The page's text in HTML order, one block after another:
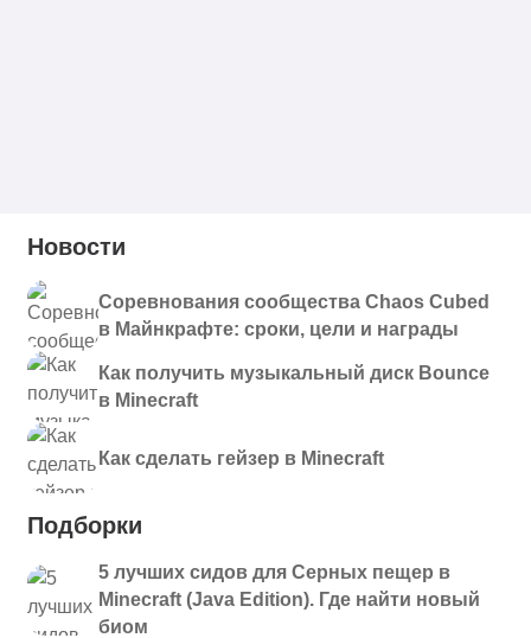
Новости
Соревнования сообщества Chaos Cubed
в Майнкрафте: сроки, цели и награды
Как получить музыкальный диск Bounce
в Minecraft
Как сделать гейзер в Minecraft
Подборки
5 лучших сидов для Серных пещер в
Minecraft (Java Edition). Где найти новый
биом